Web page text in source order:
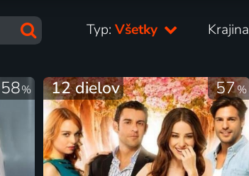
Typ:Všetky
58% 57%
12 dielov